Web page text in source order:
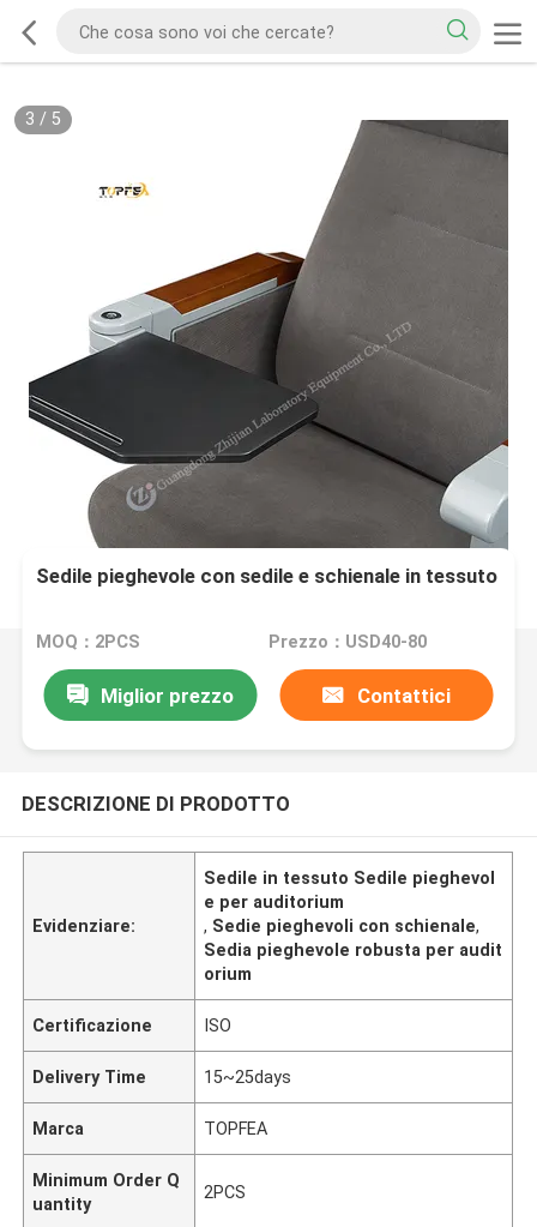
3 / 5
Sedile pieghevole con sedile e schienale in tessuto
MOQ：2PCS Prezzo：USD40-80
Miglior prezzo Contattici
DESCRIZIONE DI PRODOTTO
Evidenziare:
Sedile in tessuto Sedile pieghevol
e per auditorium
, Sedie pieghevoli con schienale,
Sedia pieghevole robusta per audit
orium
Certificazione ISO
Delivery Time 15~25days
Marca TOPFEA
Minimum Order Q
uantity
2PCS